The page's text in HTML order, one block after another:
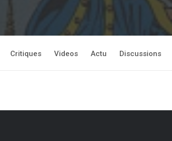
Critiques Videos Actu Discussions